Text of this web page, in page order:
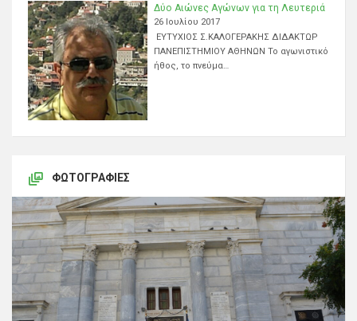
Δύο Αιώνες Αγώνων για τη Λευτεριά
26 Ιουλίου 2017
ΕΥΤΥΧΙΟΣ Σ.ΚΑΛΟΓΕΡΑΚΗΣ ΔΙΔΑΚΤΩΡ
ΠΑΝΕΠΙΣΤΗΜΙΟΥ ΑΘΗΝΩΝ Το αγωνιστικό
ήθος, το πνεύμα…
ΦΩΤΟΓΡΑΦΊΕΣ